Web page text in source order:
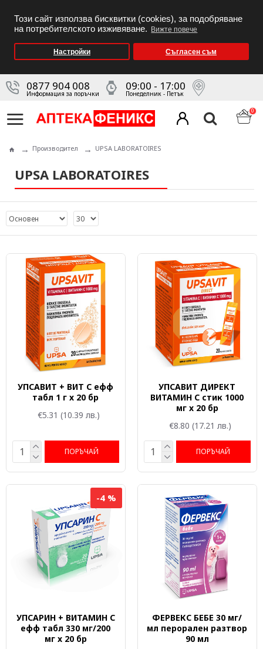
Този сайт използва бисквитки (cookies), за подобряване
на потребителското изживяване.
Вижте повече
Настройки Съгласен съм
0877 904 008
Информация за поръчки
09:00 - 17:00
Понеделник - Петък
0
Производител UPSA LABORATOIRES
UPSA LABORATOIRES
УПСАВИТ + ВИТ C ефф
табл 1 г x 20 бр
€5.31 (10.39 лв.)
ПОРЪЧАЙ
УПСАВИТ ДИРЕКТ
ВИТАМИН C стик 1000
мг x 20 бр
€8.80 (17.21 лв.)
ПОРЪЧАЙ
-4 %
УПСАРИН + ВИТАМИН C
ефф табл 330 мг/200
мг x 20 бр
ФЕРВЕКС БЕБЕ 30 мг/
мл перорален разтвор
90 мл